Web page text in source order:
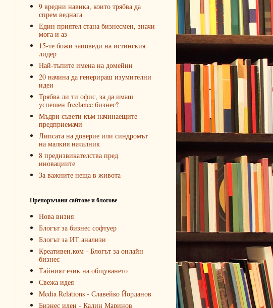
9 вредни навика, които трябва да
спрем веднага
Един приятел стана бизнесмен, значи
мога и аз
15-те божи заповеди на истинския
лидер
Най-тъпите имена на домейни
20 начина да генерираш изумителни
идеи
Трябва ли ти офис, за да имаш
успешен freelance бизнес?
Мъдри съвети към начинаещите
предприемачи
Липсата на доверие или синдромът
на малкия началник
8 предизвикателства пред
иновациите
За важните неща в живота
Препоръчани сайтове и блогове
Нова визия
Блогът за бизнес софтуер
Блогът за ИТ анализи
Креативен.ком - Блогът за онлайн
бизнес
Тайният език на общуването
Свежа идея
Media Relations - Славейко Йорданов
Бизнес идеи - Калин Маринов